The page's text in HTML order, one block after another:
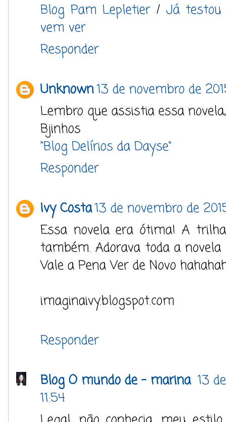
Blog Pam Lepletier / Já testou
vem ver
Responder
Unknown13 de novembro de
Lembro que assistia essa
Bjinhos
"Blog Delírios da Dayse"
Responder
Ivy Costa13 de novembro de
Essa novela era ótima! A
também. Adorava toda a
Vale a Pena Ver de Novo
imaginaivy.blogspot.com
Responder
Blog O mundo de - marina 13
11:54